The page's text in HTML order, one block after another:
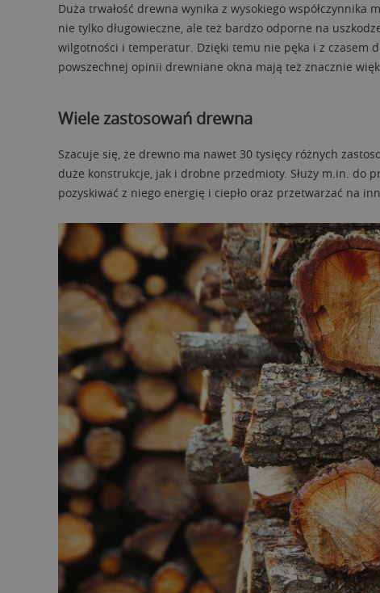
Duża trwałość drewna wynika z wysokiego
nie tylko długowieczne, ale też bardzo odporne na
wilgotności i temperatur. Dzięki temu nie pęka i z czasem
powszechnej opinii drewniane okna mają też znacznie
Wiele zastosowań drewna
Szacuje się, że drewno ma nawet 30 tysięcy różnych
duże konstrukcje, jak i drobne przedmioty. Służy m.in. do
pozyskiwać z niego energię i ciepło oraz przetwarzać na